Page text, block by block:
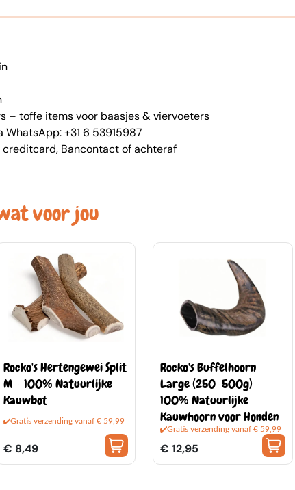
– toffe items voor baasjes & viervoeters
+31 6 53915987
Bancontact of achteraf
voor jou
Rocko's Hertengewei Split
M – 100% Natuurlijke
Kauwbot
Gratis verzending vanaf € 59,99
€ 8,49
Rocko's Buffelhoorn
Large (250–500g) –
100% Natuurlijke
Kauwhoorn voor Honden
Gratis verzending vanaf € 59,99
€ 12,95